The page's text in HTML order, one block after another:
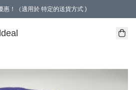
惠！（適用於 特定的送貨方式 )